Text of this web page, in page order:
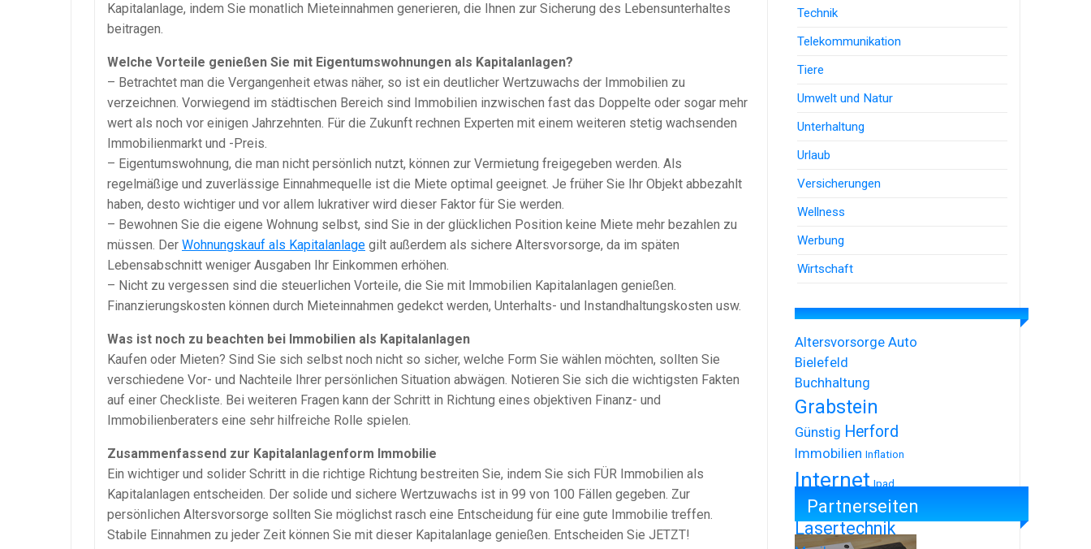
Kapitalanlage, indem Sie monatlich Mieteinnahmen generieren, die Ihnen zur Sicherung des Lebensunterhaltes
beitragen.
Welche Vorteile genießen Sie mit Eigentumswohnungen als Kapitalanlagen?
– Betrachtet man die Vergangenheit etwas näher, so ist ein deutlicher Wertzuwachs der Immobilien zu
verzeichnen. Vorwiegend im städtischen Bereich sind Immobilien inzwischen fast das Doppelte oder sogar mehr
wert als noch vor einigen Jahrzehnten. Für die Zukunft rechnen Experten mit einem weiteren stetig wachsenden
Immobilienmarkt und -Preis.
– Eigentumswohnung, die man nicht persönlich nutzt, können zur Vermietung freigegeben werden. Als
regelmäßige und zuverlässige Einnahmequelle ist die Miete optimal geeignet. Je früher Sie Ihr Objekt abbezahlt
haben, desto wichtiger und vor allem lukrativer wird dieser Faktor für Sie werden.
– Bewohnen Sie die eigene Wohnung selbst, sind Sie in der glücklichen Position keine Miete mehr bezahlen zu
müssen. Der Wohnungskauf als Kapitalanlage gilt außerdem als sichere Altersvorsorge, da im späten
Lebensabschnitt weniger Ausgaben Ihr Einkommen erhöhen.
– Nicht zu vergessen sind die steuerlichen Vorteile, die Sie mit Immobilien Kapitalanlagen genießen.
Finanzierungskosten können durch Mieteinnahmen gedekct werden, Unterhalts- und Instandhaltungskosten usw.
Was ist noch zu beachten bei Immobilien als Kapitalanlagen
Kaufen oder Mieten? Sind Sie sich selbst noch nicht so sicher, welche Form Sie wählen möchten, sollten Sie
verschiedene Vor- und Nachteile Ihrer persönlichen Situation abwägen. Notieren Sie sich die wichtigsten Fakten
auf einer Checkliste. Bei weiteren Fragen kann der Schritt in Richtung eines objektiven Finanz- und
Immobilienberaters eine sehr hilfreiche Rolle spielen.
Zusammenfassend zur Kapitalanlagenform Immobilie
Ein wichtiger und solider Schritt in die richtige Richtung bestreiten Sie, indem Sie sich FÜR Immobilien als
Kapitalanlagen entscheiden. Der solide und sichere Wertzuwachs ist in 99 von 100 Fällen gegeben. Zur
persönlichen Altersvorsorge sollten Sie möglichst rasch eine Entscheidung für eine gute Immobilie treffen.
Stabile Einnahmen zu jeder Zeit können Sie mit dieser Kapitalanlage genießen. Entscheiden Sie JETZT!
Technik
Telekommunikation
Tiere
Umwelt und Natur
Unterhaltung
Urlaub
Versicherungen
Wellness
Werbung
Wirtschaft
Altersvorsorge Auto
Bielefeld
Buchhaltung
Grabstein
Günstig Herford
Immobilien Inflation
Internet Ipad
Iphone
Lasertechnik
Partnerseiten